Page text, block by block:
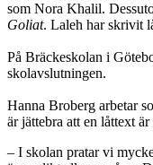
som Nora Khalil.
Goliat. Laleh har skrivit
På Bräckeskolan i
skolavslutningen.
Hanna Broberg arbetar
är jättebra att en låttext
– I skolan pratar vi